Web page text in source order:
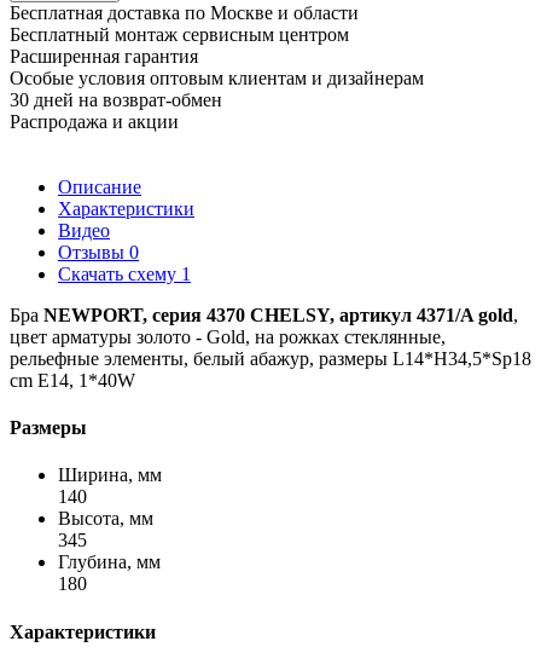
Бесплатная доставка по Москве и области
Бесплатный монтаж сервисным центром
Расширенная гарантия
Особые условия оптовым клиентам и дизайнерам
30 дней на возврат-обмен
Распродажа и акции
Описание
Характеристики
Видео
Отзывы 0
Скачать схему 1
Бра NEWPORT, серия 4370 CHELSY, артикул 4371/A gold,
цвет арматуры золото - Gold, на рожках стеклянные,
рельефные элементы, белый абажур, размеры L14*H34,5*Sp18
сm Е14, 1*40W
Размеры
Ширина, мм
140
Высота, мм
345
Глубина, мм
180
Характеристики